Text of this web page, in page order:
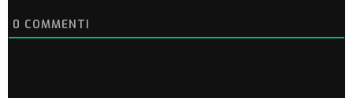
0 COMMENTI